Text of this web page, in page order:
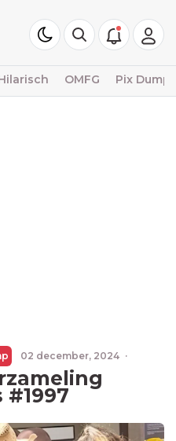
OMFG Pix Dump
02 december, 2024 ·